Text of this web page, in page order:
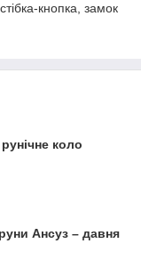
кнопка, замок
коло
Ансуз – давня